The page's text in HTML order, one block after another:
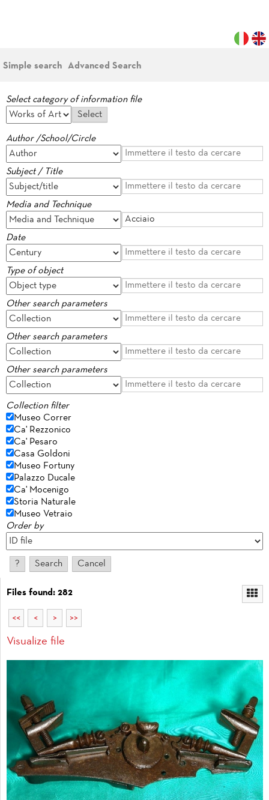
Simple search Advanced Search
Select category of information file
Author /School/Circle
Subject / Title
Media and Technique
Date
Type of object
Other search parameters
Other search parameters
Other search parameters
Collection filter
Museo Correr
Ca' Rezzonico
Ca' Pesaro
Casa Goldoni
Museo Fortuny
Palazzo Ducale
Ca' Mocenigo
Storia Naturale
Museo Vetraio
Order by
Files found: 282
<< < > >>
Visualize file